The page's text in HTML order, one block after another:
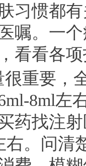
习惯都
嘱。一
看看各
重要，
8ml左
药找注
右。问清